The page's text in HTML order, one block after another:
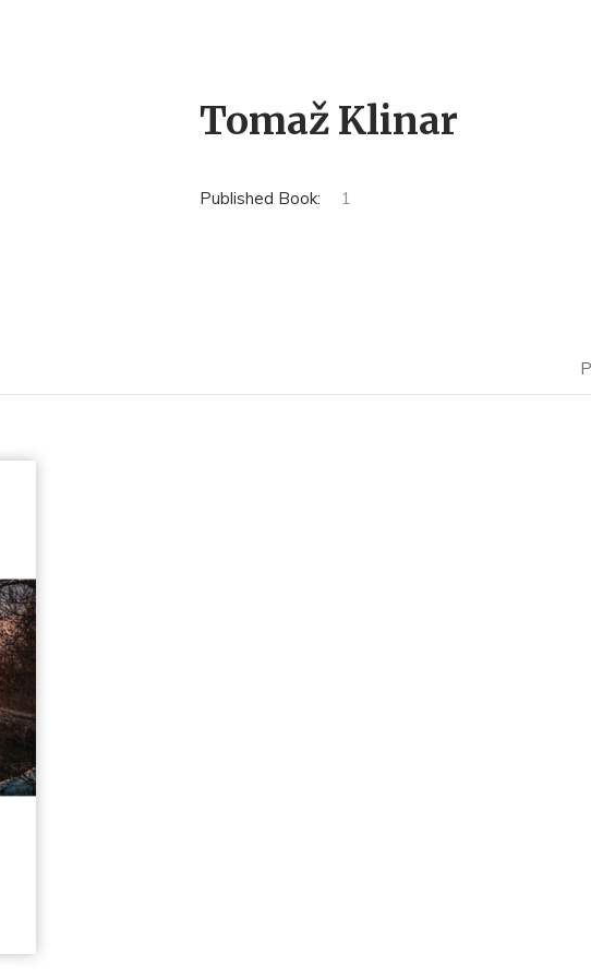
Tomaž Klinar
Published Book: 1